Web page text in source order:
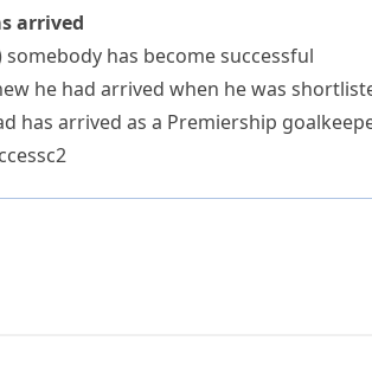
arrived
somebody has become successful
he had arrived when he was
has arrived as a Premiership
c2